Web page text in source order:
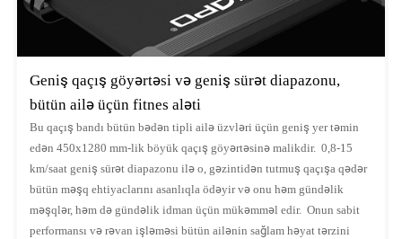
Geniş qaçış göyərtəsi və geniş sürət diapazonu,
bütün ailə üçün fitnes aləti
Bu qaçış bandı bütün bədən tipli ailə üzvləri üçün geniş yer təmin
edən 450x1280 mm-lik böyük qaçış göyərtəsinə malikdir. 0,8-15
km/saat geniş sürət diapazonu ilə o, gəzintidən tutmuş qaçışa qədər
bütün məşq ehtiyaclarını asanlıqla ödəyir və onu həm gündəlik
məşqlər, həm də gündəlik idman üçün mükəmməl edir. Onun sabit
performansı və rəvan işləməsi bütün ailənin sağlam həyat tərzini